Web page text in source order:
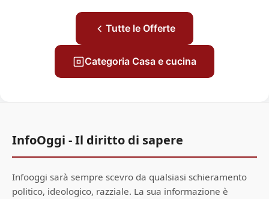
Tutte le Offerte
Categoria Casa e cucina
InfoOggi - Il diritto di sapere
Infooggi sarà sempre scevro da qualsiasi schieramento
politico, ideologico, razziale. La sua informazione è